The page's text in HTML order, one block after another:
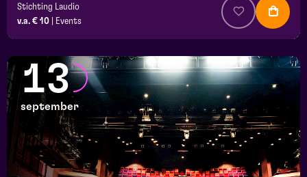
Stichting Laudio
v.a. € 10
Events
13
september